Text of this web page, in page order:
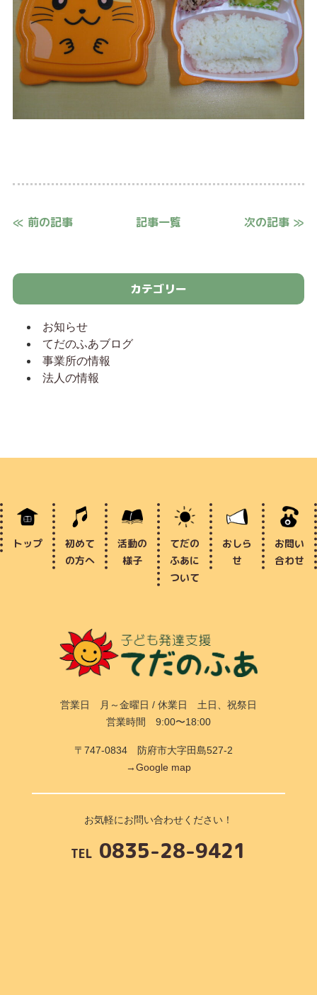
≪ 前の記事 記事一覧 次の記事 ≫
カテゴリー
お知らせ
てだのふあブログ
事業所の情報
法人の情報
トップ
初めて
の方へ
活動の
様子
てだの
ふあに
ついて
おしら
せ
お問い
合わせ
営業日 月～金曜日 / 休業日 土日、祝祭日
営業時間 9:00〜18:00
〒747-0834 防府市大字田島527-2
→Google map
お気軽にお問い合わせください！
TEL 0835-28-9421